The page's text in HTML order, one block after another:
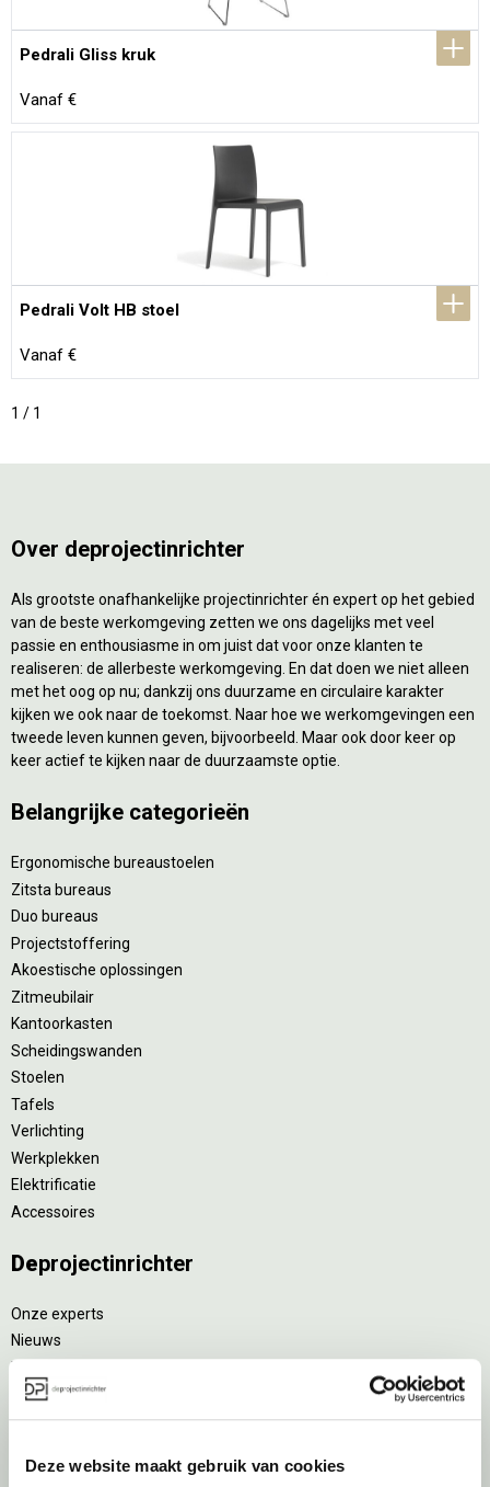
Deze website maakt gebruik van cookies
Pedrali Gliss kruk
Vanaf €
Pedrali Volt HB stoel
Vanaf €
1 / 1
Over deprojectinrichter
Als grootste onafhankelijke projectinrichter én expert op het gebied
van de beste werkomgeving zetten we ons dagelijks met veel
passie en enthousiasme in om juist dat voor onze klanten te
realiseren: de allerbeste werkomgeving. En dat doen we niet alleen
met het oog op nu; dankzij ons duurzame en circulaire karakter
kijken we ook naar de toekomst. Naar hoe we werkomgevingen een
tweede leven kunnen geven, bijvoorbeeld. Maar ook door keer op
keer actief te kijken naar de duurzaamste optie.
Belangrijke categorieën
Ergonomische bureaustoelen
Zitsta bureaus
Duo bureaus
Projectstoffering
Akoestische oplossingen
Zitmeubilair
Kantoorkasten
Scheidingswanden
Stoelen
Tafels
Verlichting
Werkplekken
Elektrificatie
Accessoires
Deprojectinrichter
Onze experts
Nieuws
Vacatures
DPI teamdag